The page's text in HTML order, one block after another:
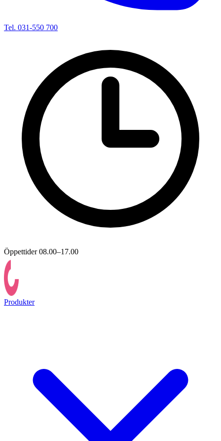
Tel. 031-550 700
Öppettider 08.00–17.00
Produkter